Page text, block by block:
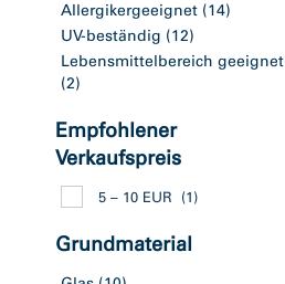
Allergikergeeignet (14)
UV-beständig (12)
Lebensmittelbereich geeignet
(2)
Empfohlener
Verkaufspreis
5 – 10 EUR (1)
Grundmaterial